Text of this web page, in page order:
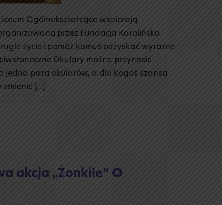
Ogólnokształcące wspierają
przez Fundacja Karolińska
życie i pomóż komuś odzyskać wyraźne
Okulary można przynosić
jedna para okularów, a dla kogoś szansa
zmienić […]
akcja „Żonkile” 🌻